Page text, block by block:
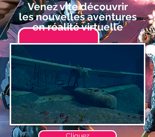
Venez vite découvrir
les nouvelles aventures
en réalité virtuelle